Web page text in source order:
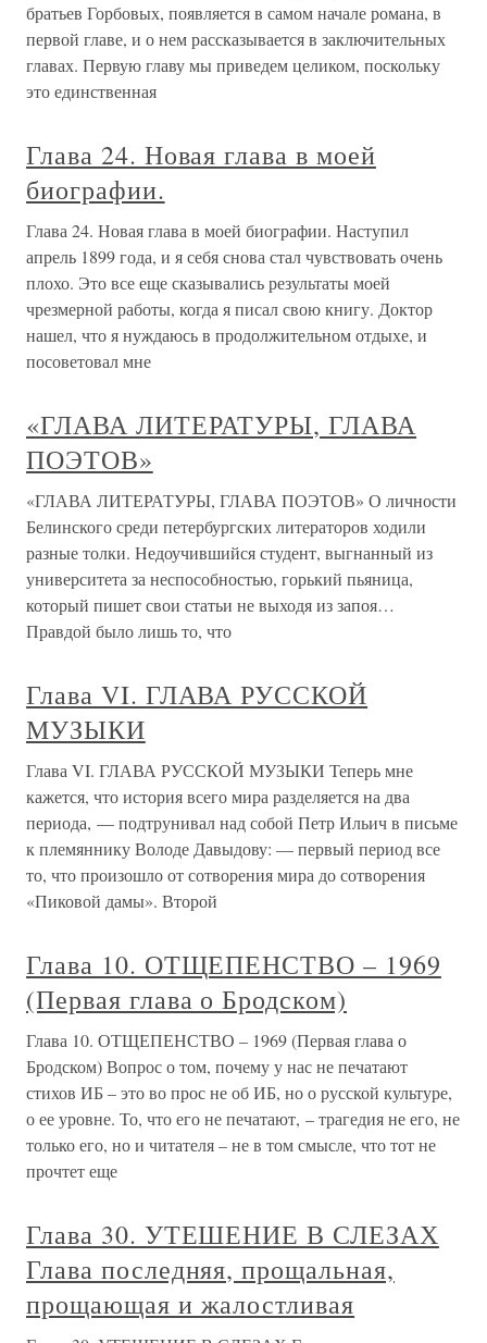
братьев Горбовых, появляется в самом начале романа, в
первой главе, и о нем рассказывается в заключительных
главах. Первую главу мы приведем целиком, поскольку
это единственная
Глава 24. Новая глава в моей
биографии.
Глава 24. Новая глава в моей биографии. Наступил
апрель 1899 года, и я себя снова стал чувствовать очень
плохо. Это все еще сказывались результаты моей
чрезмерной работы, когда я писал свою книгу. Доктор
нашел, что я нуждаюсь в продолжительном отдыхе, и
посоветовал мне
«ГЛАВА ЛИТЕРАТУРЫ, ГЛАВА
ПОЭТОВ»
«ГЛАВА ЛИТЕРАТУРЫ, ГЛАВА ПОЭТОВ» О личности
Белинского среди петербургских литераторов ходили
разные толки. Недоучившийся студент, выгнанный из
университета за неспособностью, горький пьяница,
который пишет свои статьи не выходя из запоя…
Правдой было лишь то, что
Глава VI. ГЛАВА РУССКОЙ
МУЗЫКИ
Глава VI. ГЛАВА РУССКОЙ МУЗЫКИ Теперь мне
кажется, что история всего мира разделяется на два
периода, — подтрунивал над собой Петр Ильич в письме
к племяннику Володе Давыдову: — первый период все
то, что произошло от сотворения мира до сотворения
«Пиковой дамы». Второй
Глава 10. ОТЩЕПЕНСТВО – 1969
(Первая глава о Бродском)
Глава 10. ОТЩЕПЕНСТВО – 1969 (Первая глава о
Бродском) Вопрос о том, почему у нас не печатают
стихов ИБ – это во прос не об ИБ, но о русской культуре,
о ее уровне. То, что его не печатают, – трагедия не его, не
только его, но и читателя – не в том смысле, что тот не
прочтет еще
Глава 30. УТЕШЕНИЕ В СЛЕЗАХ
Глава последняя, прощальная,
прощающая и жалостливая